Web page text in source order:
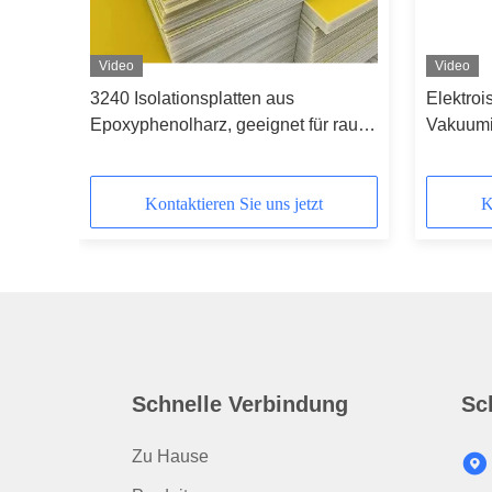
Video
3240 Isolationsplatten aus
Epoxyphenolharz, geeignet für raue
Kontaktieren Sie uns jetzt
Video
Schnelle Verbindung
Zu Hause